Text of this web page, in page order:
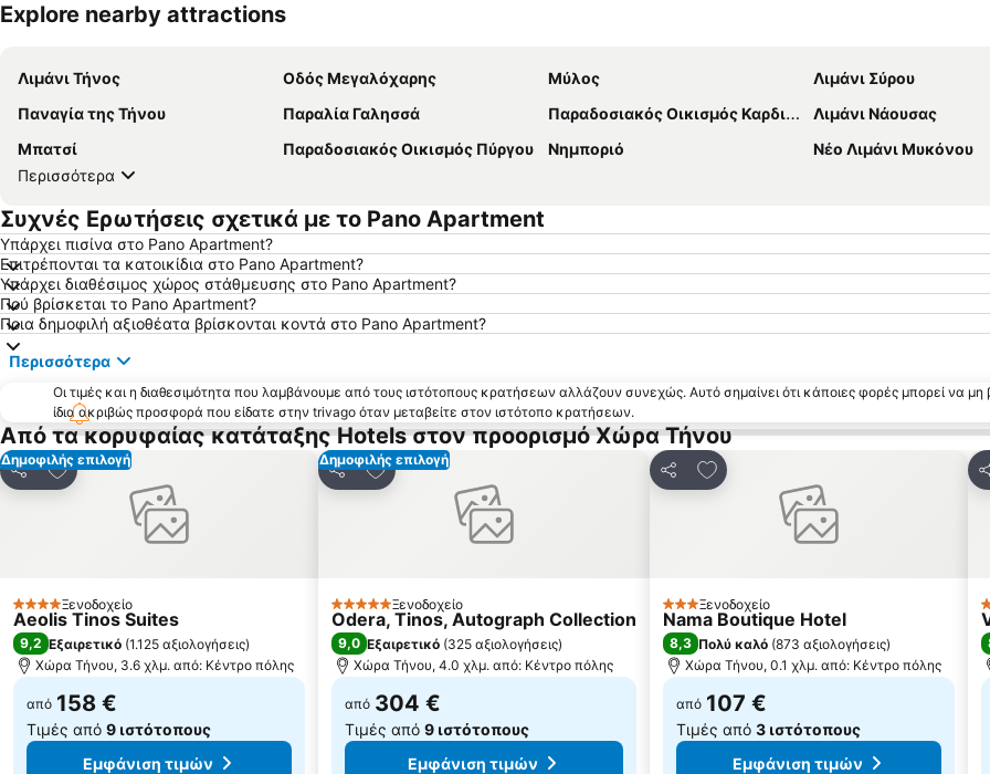
Explore nearby attractions
Λιμάνι Τήνος Οδός Μεγαλόχαρης Μύλος
Λιμάνι Σύρου
Παναγία της Τήνου
Παραλία Γαλησσά Παραδοσιακός Οικισμός Καρδιανής
Λιμάνι Νάουσας
Μπατσί
Παραδοσιακός Οικισμός Πύργου Νημποριό
Νέο Λιμάνι Μυκόνου
Περισσότερα
Συχνές Ερωτήσεις σχετικά με το Pano Apartment
Υπάρχει πισίνα στο Pano Apartment?
Επιτρέπονται τα κατοικίδια στο Pano Apartment?
Υπάρχει διαθέσιμος χώρος στάθμευσης στο Pano Apartment?
Πού βρίσκεται το Pano Apartment?
Ποια δημοφιλή αξιοθέατα βρίσκονται κοντά στο Pano Apartment?
Περισσότερα
Οι τιμές και η διαθεσιμότητα που λαμβάνουμε από τους ιστότοπους κρατήσεων αλλάζουν συνεχώς. Αυτό σημαίνει ότι κάποιες φορές μπορεί να μη
ίδια ακριβώς προσφορά που είδατε στην trivago όταν μεταβείτε στον ιστότοπο κρατήσεων.
Από τα κορυφαίας κατάταξης Hotels στον προορισμό Χώρα Τήνου
Δημοφιλής επιλογή
Κοινοποίηση
Προσθήκη στα αγαπημένα
4 ΑστέριαΞενοδοχείο
Aeolis Tinos Suites
9,2 Εξαιρετικό (1.125 αξιολογήσεις)
Χώρα Τήνου, 3.6 χλμ. από: Κέντρο πόλης
από 158 €
Τιμές από 9 ιστότοπους
Εμφάνιση τιμών
Δημοφιλής επιλογή
Κοινοποίηση
Προσθήκη στα αγαπημένα
5 ΑστέριαΞενοδοχείο
Odera, Tinos, Autograph Collection
9,0 Εξαιρετικό (325 αξιολογήσεις)
Χώρα Τήνου, 4.0 χλμ. από: Κέντρο πόλης
από 304 €
Τιμές από 9 ιστότοπους
Εμφάνιση τιμών
Κοινοποίηση
Προσθήκη στα αγαπημένα
3 ΑστέριαΞενοδοχείο
Nama Boutique Hotel
8,3 Πολύ καλό (873 αξιολογήσεις)
Χώρα Τήνου, 0.1 χλμ. από: Κέντρο πόλης
από 107 €
Τιμές από 3 ιστότοπους
Εμφάνιση τιμών